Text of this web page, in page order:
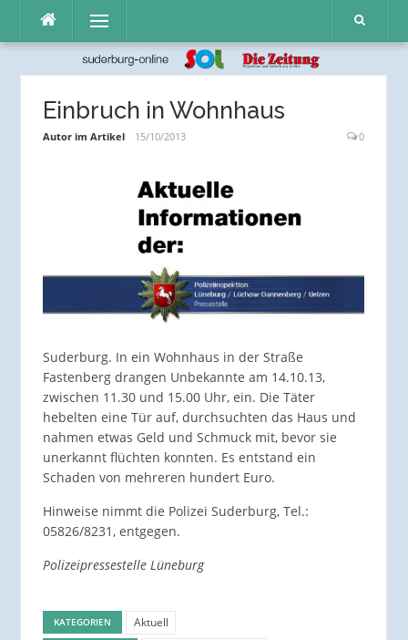
Inhalt
Menü
Einbruch in Wohnhaus
Autor im Artikel 15/10/2013 0
Suderburg. In ein Wohnhaus in der Straße
Fastenberg drangen Unbekannte am 14.10.13,
zwischen 11.30 und 15.00 Uhr, ein. Die Täter
hebelten eine Tür auf, durchsuchten das Haus und
nahmen etwas Geld und Schmuck mit, bevor sie
unerkannt flüchten konnten. Es entstand ein
Schaden von mehreren hundert Euro.
Hinweise nimmt die Polizei Suderburg, Tel.:
05826/8231, entgegen.
Polizeipressestelle Lüneburg
KATEGORIEN Aktuell